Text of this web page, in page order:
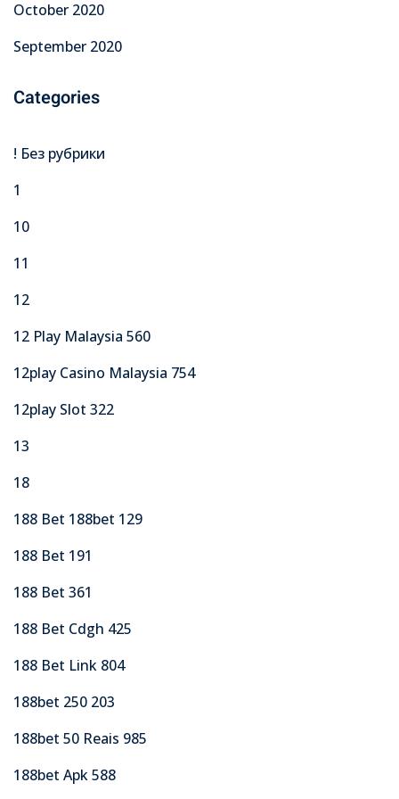
October 2020
September 2020
Categories
! Без рубрики
1
10
11
12
12 Play Malaysia 560
12play Casino Malaysia 754
12play Slot 322
13
18
188 Bet 188bet 129
188 Bet 191
188 Bet 361
188 Bet Cdgh 425
188 Bet Link 804
188bet 250 203
188bet 50 Reais 985
188bet Apk 588